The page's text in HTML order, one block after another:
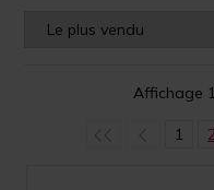
Affichage
1 2